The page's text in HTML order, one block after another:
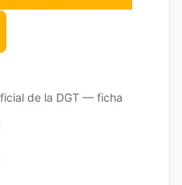
de la DGT — ficha